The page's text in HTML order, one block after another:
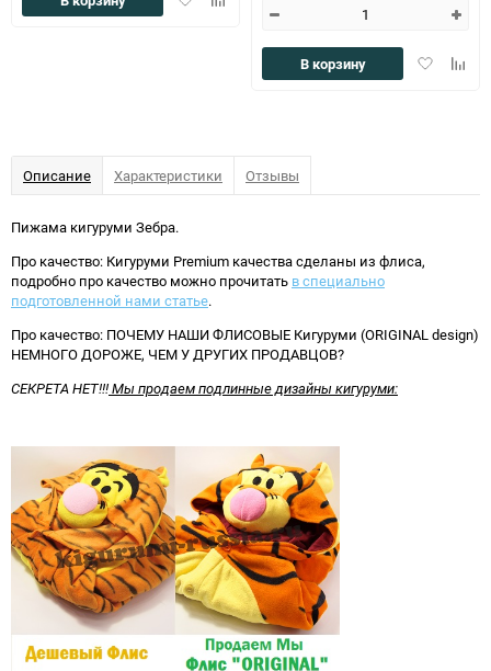
Добавить
В корзину
Описание Характеристики Отзывы
Пижама кигуруми Зебра.
Про качество: Кигуруми Premium качества сделаны из флиса,
подробно про качество можно прочитать в специально
подготовленной нами статье.
Про качество: ПОЧЕМУ НАШИ ФЛИСОВЫЕ Кигуруми (ORIGINAL design)
НЕМНОГО ДОРОЖЕ, ЧЕМ У ДРУГИХ ПРОДАВЦОВ?
СЕКРЕТА НЕТ!!!Мы продаем подлинные дизайны кигуруми: